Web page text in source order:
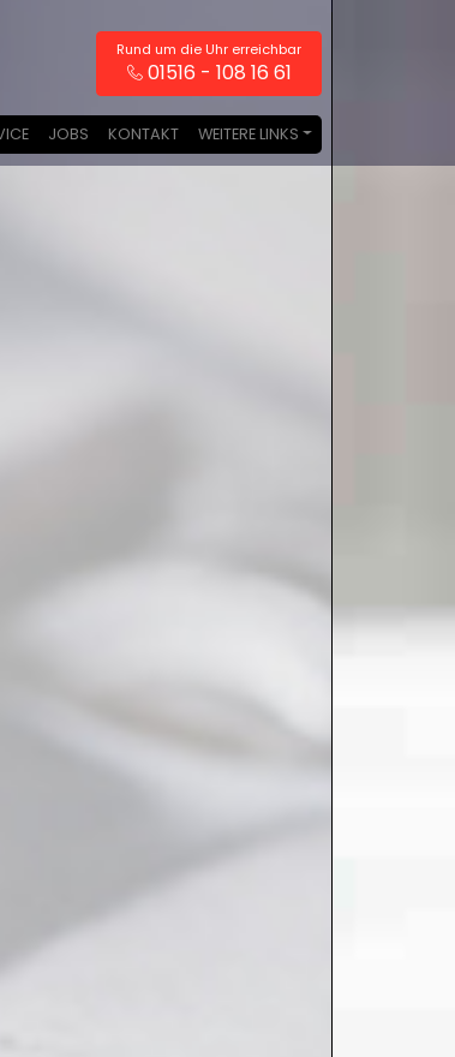
Rund um die Uhr erreichbar
01516 - 108 16 61
JOBS KONTAKT WEITERE LINKS